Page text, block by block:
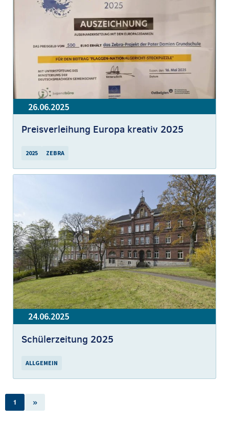
26.06.2025
Preisverleihung Europa kreativ 2025
2025 ZEBRA
24.06.2025
Schülerzeitung 2025
ALLGEMEIN
1 »